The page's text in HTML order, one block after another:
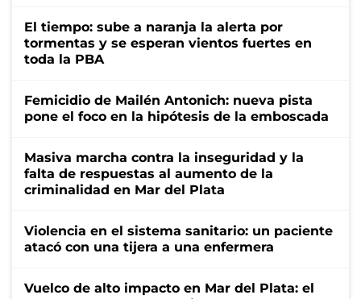
El tiempo: sube a naranja la alerta por
tormentas y se esperan vientos fuertes en
toda la PBA
Femicidio de Mailén Antonich: nueva pista
pone el foco en la hipótesis de la emboscada
Masiva marcha contra la inseguridad y la
falta de respuestas al aumento de la
criminalidad en Mar del Plata
Violencia en el sistema sanitario: un paciente
atacó con una tijera a una enfermera
Vuelco de alto impacto en Mar del Plata: el